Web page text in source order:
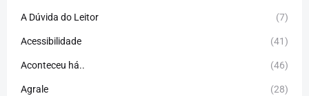
A Dúvida do Leitor (7)
Acessibilidade (41)
Aconteceu há.. (46)
Agrale (28)